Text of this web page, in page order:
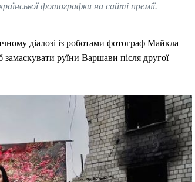
фотографки на сайті премії.
діалозі із роботами фотограф Майкла
руїни Варшави після другої